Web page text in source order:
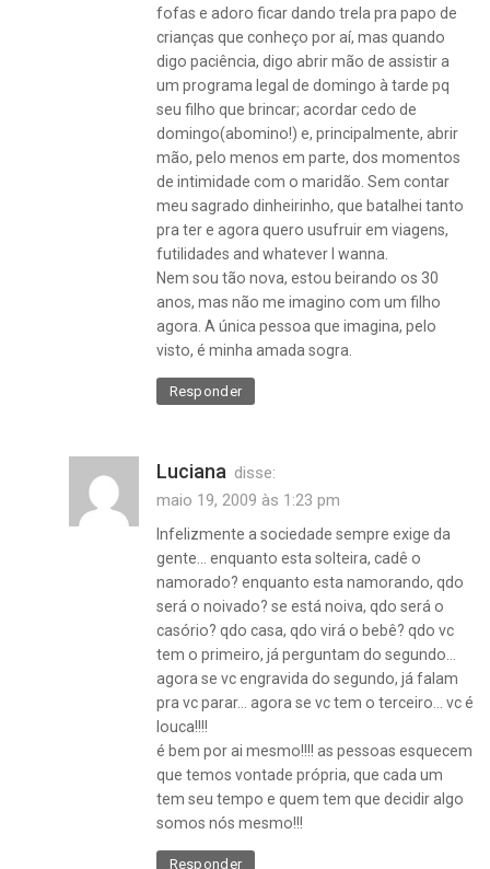
fofas e adoro ficar dando trela pra papo de
crianças que conheço por aí, mas quando
digo paciência, digo abrir mão de assistir a
um programa legal de domingo à tarde pq
seu filho que brincar; acordar cedo de
domingo(abomino!) e, principalmente, abrir
mão, pelo menos em parte, dos momentos
de intimidade com o maridão. Sem contar
meu sagrado dinheirinho, que batalhei tanto
pra ter e agora quero usufruir em viagens,
futilidades and whatever I wanna.
Nem sou tão nova, estou beirando os 30
anos, mas não me imagino com um filho
agora. A única pessoa que imagina, pelo
visto, é minha amada sogra.
Responder
Luciana disse:
maio 19, 2009 às 1:23 pm
Infelizmente a sociedade sempre exige da
gente… enquanto esta solteira, cadê o
namorado? enquanto esta namorando, qdo
será o noivado? se está noiva, qdo será o
casório? qdo casa, qdo virá o bebê? qdo vc
tem o primeiro, já perguntam do segundo…
agora se vc engravida do segundo, já falam
pra vc parar… agora se vc tem o terceiro… vc é
louca!!!!
é bem por ai mesmo!!!! as pessoas esquecem
que temos vontade própria, que cada um
tem seu tempo e quem tem que decidir algo
somos nós mesmo!!!
Responder